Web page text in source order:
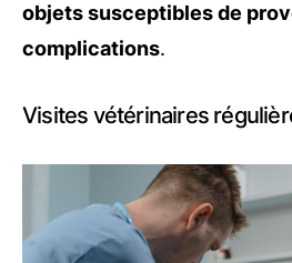
objets susceptibles de
complications.
Visites vétérinaires